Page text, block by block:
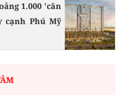
1.000 'căn
Phú Mỹ